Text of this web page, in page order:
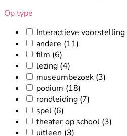
Op type
Interactieve voorstelling
andere (11)
film (6)
lezing (4)
museumbezoek (3)
podium (18)
rondleiding (7)
spel (6)
theater op school (3)
uitleen (3)